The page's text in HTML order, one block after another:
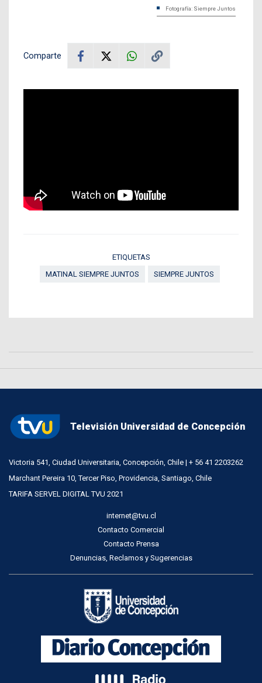
Fotografía: Siempre Juntos
Comparte
ETIQUETAS
MATINAL SIEMPRE JUNTOS
SIEMPRE JUNTOS
Televisión Universidad de Concepción
Victoria 541, Ciudad Universitaria, Concepción, Chile | + 56 41 2203262
Marchant Pereira 10, Tercer Piso, Providencia, Santiago, Chile
TARIFA SERVEL DIGITAL TVU 2021
internet@tvu.cl
Contacto Comercial
Contacto Prensa
Denuncias, Reclamos y Sugerencias